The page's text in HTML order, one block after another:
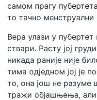
самом прагу
то тачно менструални
Вера улази у пубертет
ствари. Расту јој
никада раније није
тима одједном јој је
то, она још не разуме
тражи објашњења,